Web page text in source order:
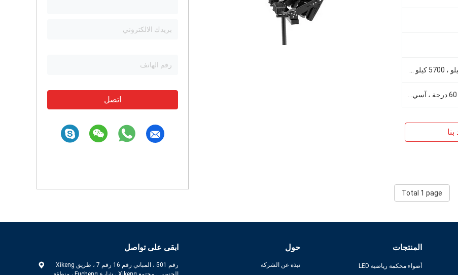
اتصل
بنا
Total 1 page
ابقى على تواصل
رقم 501 ، المباني رقم 16 رقم 7 ، طريق Xikeng
حول
نبذة عن الشركة
المنتجات
أضواء محكمة رياضية LED